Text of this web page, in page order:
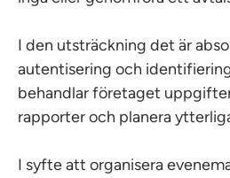
I den utsträckning det är
autentisering och
behandlar företaget
rapporter och planera
I syfte att organisera